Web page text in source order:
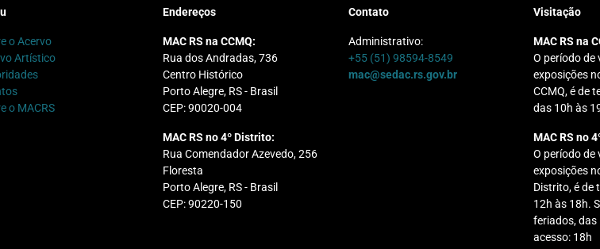
o Acervo
Artístico
o MACRS
Endereços
MAC RS na CCMQ:
Rua dos Andradas, 736
Centro Histórico
Porto Alegre, RS - Brasil
CEP: 90020-004
MAC RS no 4º Distrito:
Rua Comendador Azevedo, 256
Floresta
Porto Alegre, RS - Brasil
CEP: 90220-150
Contato
Administrativo:
+55 (51) 98594-8549
mac@sedac.rs.gov.br
Visitação
MAC RS na
O período de
exposições
CCMQ, é de
das 10h às
MAC RS no
O período de
exposições
Distrito, é de
12h às 18h.
feriados, das
acesso: 18h